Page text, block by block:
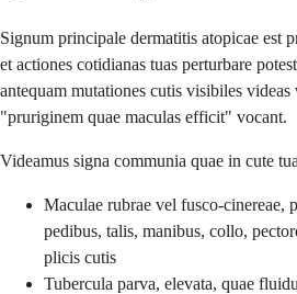
Signum principale dermatitis atopicae est
et actiones cotidianas tuas perturbare
antequam mutationes cutis visibiles
"pruriginem quae maculas efficit" vocant.
Videamus signa communia quae in cute
Maculae rubrae vel fusco-cinereae,
pedibus, talis, manibus, collo,
plicis cutis
Tubercula parva, elevata, quae